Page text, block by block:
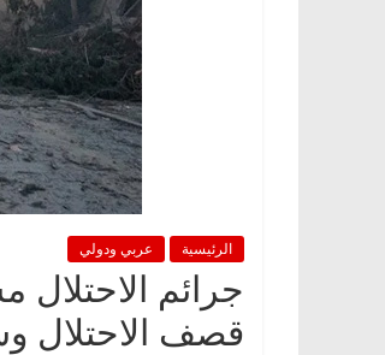
الرئيسية عربي ودولي
جرائم
قصف الاحتلال